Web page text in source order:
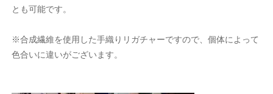
とも可能です。
※合成繊維を使用した手織りリガチャーですので、個体によって
色合いに違いがございます。